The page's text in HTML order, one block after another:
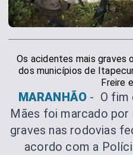
Os acidentes mais graves
dos municípios de
Freire
MARANHÃO - O fim
Mães foi marcado por
graves nas rodovias
acordo com a